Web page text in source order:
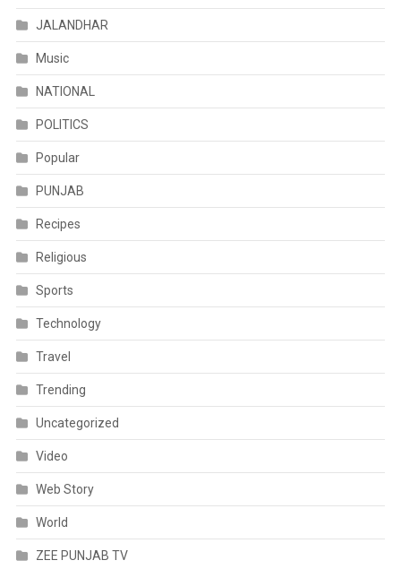
JALANDHAR
Music
NATIONAL
POLITICS
Popular
PUNJAB
Recipes
Religious
Sports
Technology
Travel
Trending
Uncategorized
Video
Web Story
World
ZEE PUNJAB TV